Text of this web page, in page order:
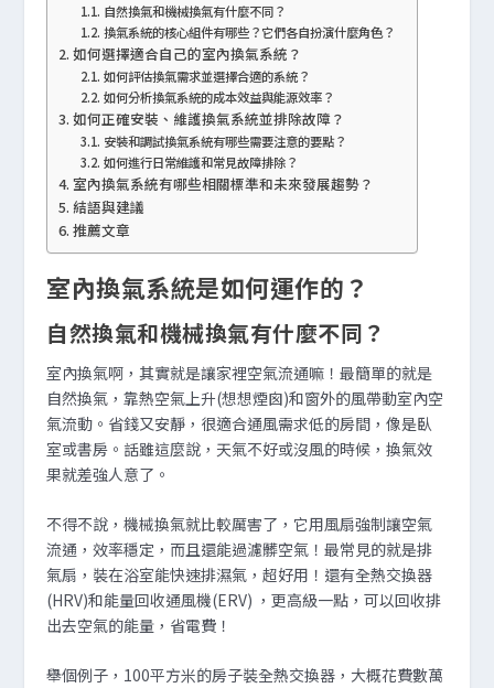
自然換氣和機械換氣有什麼不同？
換氣系統的核心組件有哪些？它們各自扮演什麼角色？
如何選擇適合自己的室內換氣系統？
如何評估換氣需求並選擇合適的系統？
如何分析換氣系統的成本效益與能源效率？
如何正確安裝、維護換氣系統並排除故障？
安裝和調試換氣系統有哪些需要注意的要點？
如何進行日常維護和常見故障排除？
室內換氣系統有哪些相關標準和未來發展趨勢？
結語與建議
推薦文章
室內換氣系統是如何運作的？
自然換氣和機械換氣有什麼不同？
室內換氣啊，其實就是讓家裡空氣流通嘛！最簡單的就是
自然換氣，靠熱空氣上升(想想煙囪)和窗外的風帶動室內空
氣流動。省錢又安靜，很適合通風需求低的房間，像是臥
室或書房。話雖這麼說，天氣不好或沒風的時候，換氣效
果就差強人意了。
不得不說，機械換氣就比較厲害了，它用風扇強制讓空氣
流通，效率穩定，而且還能過濾髒空氣！最常見的就是排
氣扇，裝在浴室能快速排濕氣，超好用！還有全熱交換器
(HRV)和能量回收通風機(ERV) ，更高級一點，可以回收排
出去空氣的能量，省電費！
舉個例子，100平方米的房子裝全熱交換器，大概花費數萬